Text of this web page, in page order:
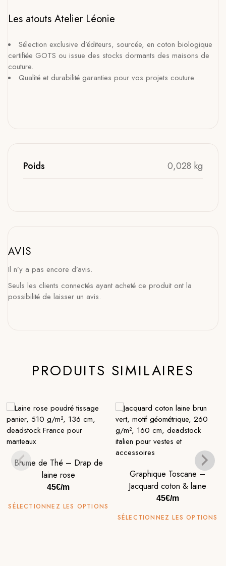
Les atouts Atelier Léonie
Sélection exclusive d’éditeurs, sourcée, en coton biologique
certifiée GOTS ou issue des stocks dormants des maisons de
couture.
Qualité et durabilité garanties pour vos projets couture
Poids 0,028 kg
AVIS
Il n’y a pas encore d’avis.
Seuls les clients connectés ayant acheté ce produit ont la
possibilité de laisser un avis.
PRODUITS SIMILAIRES
Brume de Thé – Drap de
laine rose
45€/m
SÉLECTIONNEZ LES OPTIONS
Graphique Toscane –
Jacquard coton & laine
45€/m
SÉLECTIONNEZ LES OPTIONS